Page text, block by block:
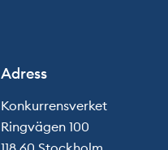
Adress
Konkurrensverket
Ringvägen 100